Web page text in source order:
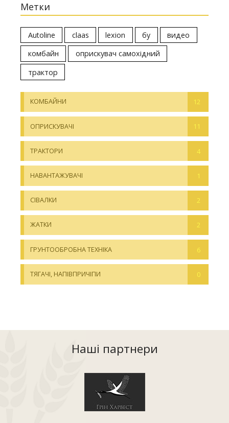
Метки
Autoline claas lexion бу
видео
комбайн
оприскувач самохідний
трактор
КОМБАЙНИ 12
ОПРИСКУВАЧІ 11
ТРАКТОРИ 4
НАВАНТАЖУВАЧІ 1
СІВАЛКИ 2
ЖАТКИ 2
ГРУНТООБРОБНА ТЕХНІКА 6
ТЯГАЧІ, НАПІВПРИЧІПИ 0
Наші партнери